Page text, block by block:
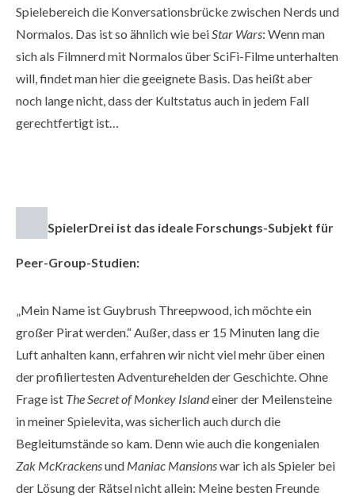
Spielebereich die Konversationsbrücke zwischen Nerds und
Normalos. Das ist so ähnlich wie beiStar Wars: Wenn man
sich als Filmnerd mit Normalos über SciFi-Filme unterhalten
will, findet man hier die geeignete Basis. Das heißt aber
noch lange nicht, dass der Kultstatus auch in jedem Fall
gerechtfertigt ist…
SpielerDrei ist das ideale Forschungs-Subjekt für
Peer-Group-Studien:
„Mein Name ist Guybrush Threepwood, ich möchte ein
großer Pirat werden.“ Außer, dass er 15 Minuten lang die
Luft anhalten kann, erfahren wir nicht viel mehr über einen
der profiliertesten Adventurehelden der Geschichte. Ohne
Frage ist The Secret of Monkey Islandeiner der Meilensteine
in meiner Spielevita, was sicherlich auch durch die
Begleitumstände so kam. Denn wie auch die kongenialen
Zak McKrackensund Maniac Mansionswar ich als Spieler bei
der Lösung der Rätsel nicht allein: Meine besten Freunde